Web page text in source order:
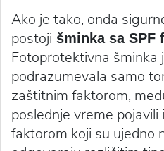
Ako je tako, onda
postoji šminka sa SPF
Fotoprotektivna šminka
podrazumevala samo
zaštitnim faktorom,
poslednje vreme
faktorom koji su ujedno